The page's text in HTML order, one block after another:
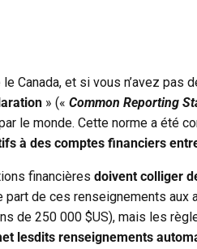
Canada, et si vous n’avez
» (« Common Reporting
le monde. Cette norme a été
à des comptes financiers
financières doivent colliger
de ces renseignements
de 250 000 $US), mais les
lesdits renseignements